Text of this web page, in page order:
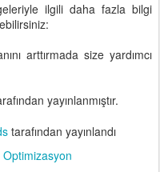
ilgili daha fazla bilgi
arttırmada size yardımcı
yayınlanmıştır.
tarafından yayınlandı
Optimizasyon